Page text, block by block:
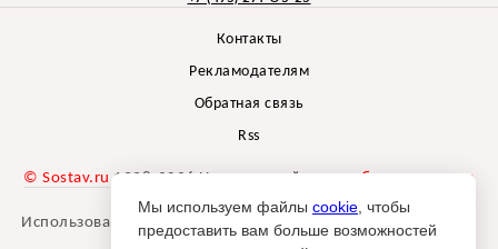
Контакты
Рекламодателям
Обратная связь
Rss
© Sostav.ru 1998-2026 Независимый проектбрендингового
агентства Depot
Использование материалов Sostav.ru допустимо только при
указании источника.
Мы используем файлы cookie , чтобы
предоставить вам больше возможностей